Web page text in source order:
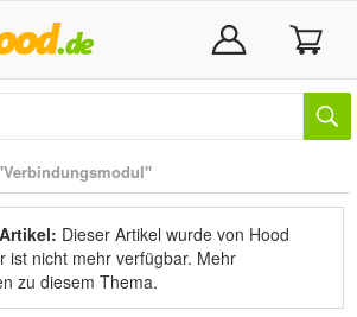
Dieser Artikel wurde von Hood
ist nicht mehr verfügbar. Mehr
zu diesem Thema.